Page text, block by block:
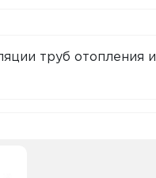
труб отопления и